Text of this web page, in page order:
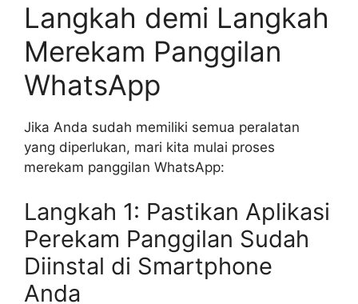
Langkah demi Langkah
Merekam Panggilan
WhatsApp
Jika Anda sudah memiliki semua peralatan
yang diperlukan, mari kita mulai proses
merekam panggilan WhatsApp:
Langkah 1: Pastikan Aplikasi
Perekam Panggilan Sudah
Diinstal di Smartphone
Anda